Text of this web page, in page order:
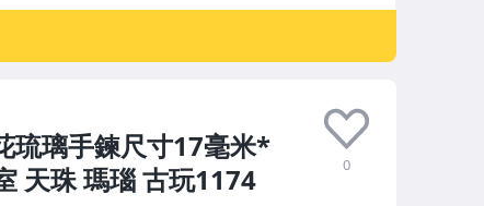
琉璃手鍊尺寸17毫米*
天珠 瑪瑙 古玩1174
0